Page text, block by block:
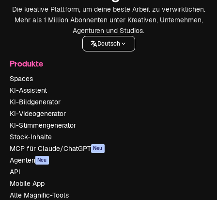
Die kreative Plattform, um deine beste Arbeit zu verwirklichen.
Mehr als 1 Million Abonnenten unter Kreativen, Unternehmen,
Agenturen und Studios.
Deutsch
Produkte
Spaces
KI-Assistent
KI-Bildgenerator
KI-Videogenerator
KI-Stimmengenerator
Stock-Inhalte
MCP für Claude/ChatGPT Neu
Agenten Neu
API
Mobile App
Alle Magnific-Tools